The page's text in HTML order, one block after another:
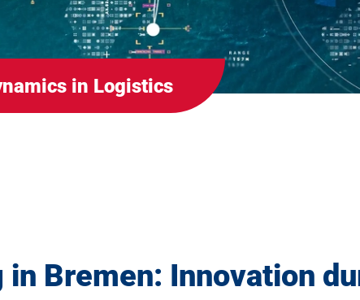
in Logistics
Bremen: Innovation